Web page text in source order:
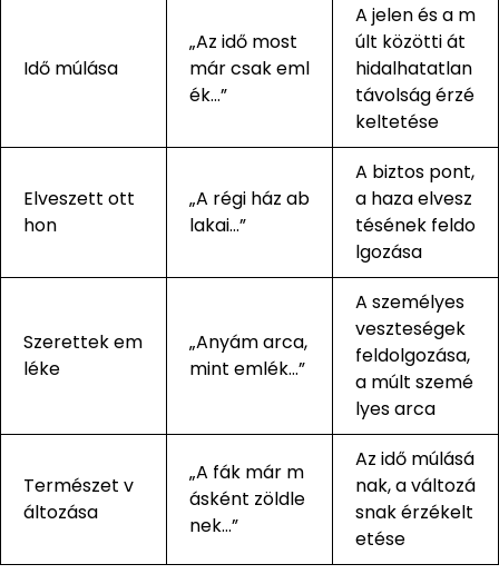
Idő múlása
„Az idő most
már csak eml
ék…”
A jelen és a m
últ közötti át
hidalhatatlan
távolság érzé
keltetése
Elveszett ott
hon
„A régi ház ab
lakai…”
A biztos pont,
a haza elvesz
tésének feldo
lgozása
Szerettek em
léke
„Anyám arca,
mint emlék…”
A személyes
veszteségek
feldolgozása,
a múlt szemé
lyes arca
Természet v
áltozása
„A fák már m
ásként zöldle
nek…”
Az idő múlásá
nak, a változá
snak érzékelt
etése